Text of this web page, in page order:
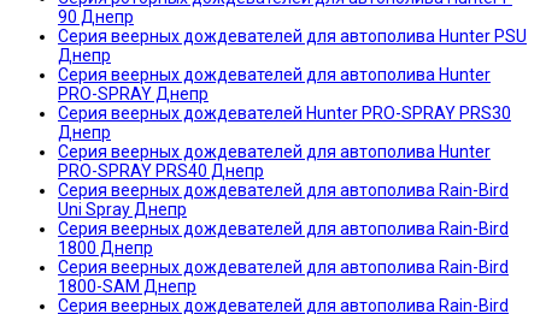
90 Днепр
Серия веерных дождевателей для автополива Hunter PSU
Днепр
Серия веерных дождевателей для автополива Hunter
PRO-SPRAY Днепр
Серия веерных дождевателей Hunter PRO-SPRAY PRS30
Днепр
Серия веерных дождевателей для автополива Hunter
PRO-SPRAY PRS40 Днепр
Серия веерных дождевателей для автополива Rain-Bird
Uni Spray Днепр
Серия веерных дождевателей для автополива Rain-Bird
1800 Днепр
Серия веерных дождевателей для автополива Rain-Bird
1800-SAM Днепр
Серия веерных дождевателей для автополива Rain-Bird